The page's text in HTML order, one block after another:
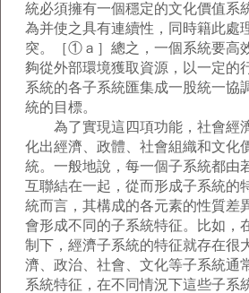
統必須擁有一個穩定的文化價值系
為并使之具有連續性，同時籍此處
突。［①ａ］總之，一個系統要高
夠從外部環境獲取資源，以一定的
系統的各子系統匯集成一股統一協
統的目標。
為了實現這四項功能，社會經
化出經濟、政體、社會組織和文化
統。一般地說，每一個子系統都由
互聯結在一起，從而形成子系統的
統而言，其構成的各元素的性質差
會形成不同的子系統特征。比如，
制下，經濟子系統的特征就存在很
濟、政治、社會、文化等子系統通
系統特征，在不同情況下這些子系